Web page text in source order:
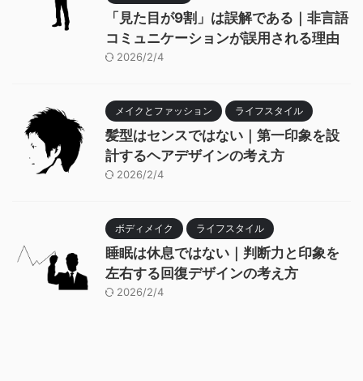
「見た目が9割」は誤解である｜非言語
コミュニケーションが誤用される理由
2026/2/4
メイクとファッション ライフスタイル
髪型はセンスではない｜第一印象を設
計するヘアデザインの考え方
2026/2/4
ボディメイク ライフスタイル
睡眠は休息ではない｜判断力と印象を
左右する回復デザインの考え方
2026/2/4